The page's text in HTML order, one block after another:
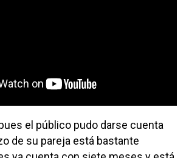
el público pudo darse cuenta
de su pareja está bastante